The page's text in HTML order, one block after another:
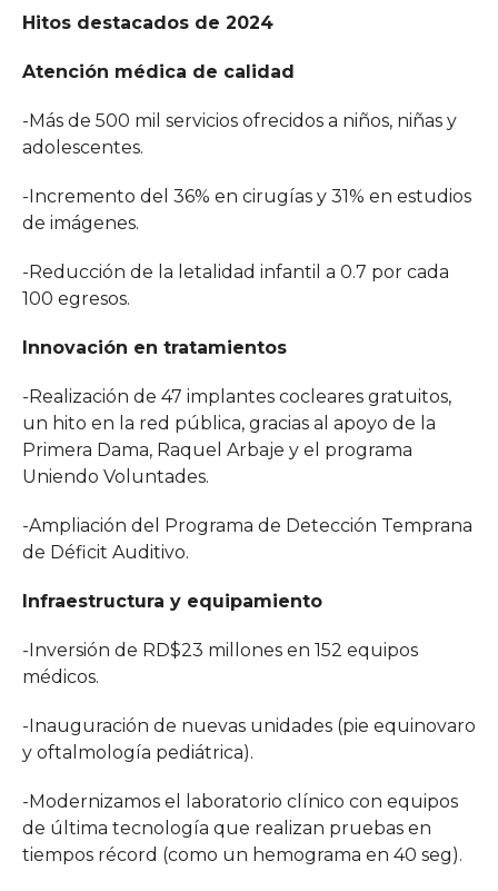
Hitos destacados de 2024
Atención médica de calidad
-Más de 500 mil servicios ofrecidos a niños, niñas y
adolescentes.
-Incremento del 36% en cirugías y 31% en estudios
de imágenes.
-Reducción de la letalidad infantil a 0.7 por cada
100 egresos.
Innovación en tratamientos
-Realización de 47 implantes cocleares gratuitos,
un hito en la red pública, gracias al apoyo de la
Primera Dama, Raquel Arbaje y el programa
Uniendo Voluntades.
-Ampliación del Programa de Detección Temprana
de Déficit Auditivo.
Infraestructura y equipamiento
-Inversión de RD$23 millones en 152 equipos
médicos.
-Inauguración de nuevas unidades (pie equinovaro
y oftalmología pediátrica).
-Modernizamos el laboratorio clínico con equipos
de última tecnología que realizan pruebas en
tiempos récord (como un hemograma en 40 seg).